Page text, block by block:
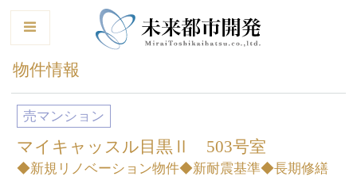
物件情報
売マンション
マイキャッスル目黒Ⅱ 503号室
◆新規リノベーション物件◆新耐震基準◆長期修繕